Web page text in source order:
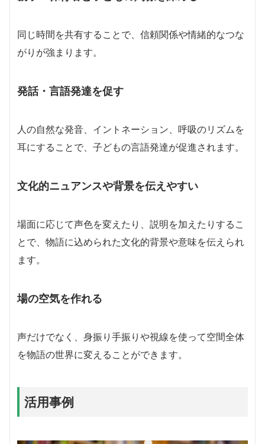
同じ時間を共有することで、信頼関係や情緒的なつな
がりが強まります。
発話・言語発達を促す
人の自然な発音、イントネーション、呼吸のリズムを
耳にすることで、子どもの言語発達が促進されます。
文化的ニュアンスや背景を伝えやすい
場面に応じて声色を変えたり、説明を加えたりするこ
とで、物語に込められた文化的背景や意味を伝えられ
ます。
場の空気を作れる
声だけでなく、身振り手振りや視線を使って空間全体
を物語の世界に変えることができます。
活用事例